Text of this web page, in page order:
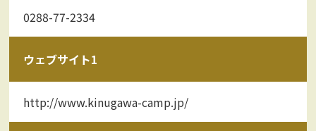
0288-77-2334
ウェブサイト1
http://www.kinugawa-camp.jp/